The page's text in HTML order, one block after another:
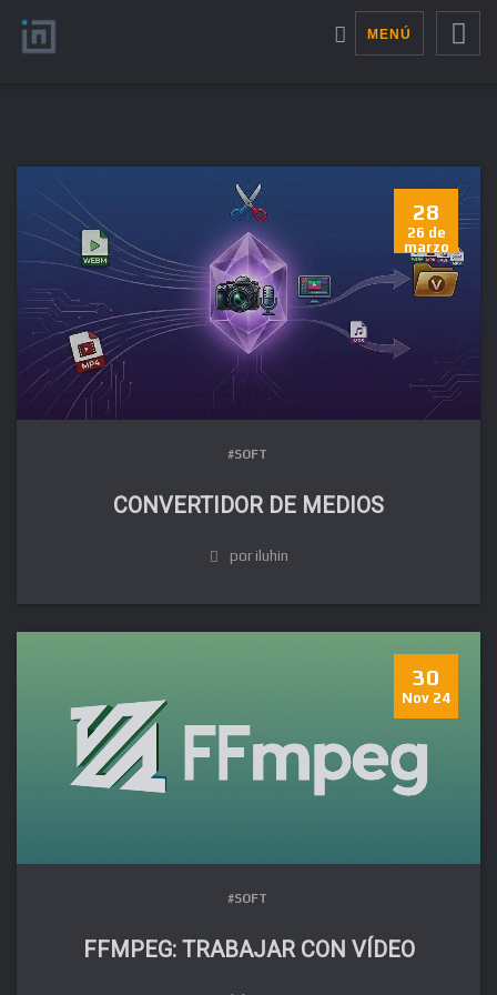
MENÚ
28
26 de
marzo
#SOFT
CONVERTIDOR DE MEDIOS
por iluhin
30
Nov 24
#SOFT
FFMPEG: TRABAJAR CON VÍDEO